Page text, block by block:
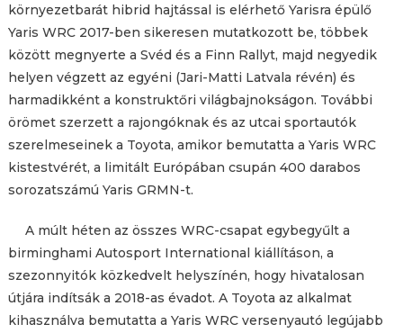
környezetbarát hibrid hajtással is elérhető Yarisra épülő
Yaris WRC 2017-ben sikeresen mutatkozott be, többek
között megnyerte a Svéd és a Finn Rallyt, majd negyedik
helyen végzett az egyéni (Jari-Matti Latvala révén) és
harmadikként a konstruktőri világbajnokságon. További
örömet szerzett a rajongóknak és az utcai sportautók
szerelmeseinek a Toyota, amikor bemutatta a Yaris WRC
kistestvérét, a limitált Európában csupán 400 darabos
sorozatszámú Yaris GRMN-t.
A múlt héten az összes WRC-csapat egybegyűlt a
birminghami Autosport International kiállításon, a
szezonnyitók közkedvelt helyszínén, hogy hivatalosan
útjára indítsák a 2018-as évadot. A Toyota az alkalmat
kihasználva bemutatta a Yaris WRC versenyautó legújabb